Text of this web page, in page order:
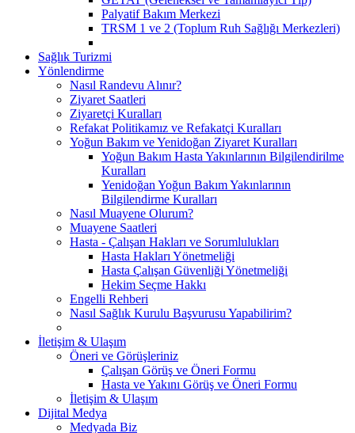
Palyatif Bakım Merkezi
TRSM 1 ve 2 (Toplum Ruh Sağlığı Merkezleri)
Sağlık Turizmi
Yönlendirme
Nasıl Randevu Alınır?
Ziyaret Saatleri
Ziyaretçi Kuralları
Refakat Politikamız ve Refakatçi Kuralları
Yoğun Bakım ve Yenidoğan Ziyaret Kuralları
Yoğun Bakım Hasta Yakınlarının Bilgilendirilme
Kuralları
Yenidoğan Yoğun Bakım Yakınlarının
Bilgilendirme Kuralları
Nasıl Muayene Olurum?
Muayene Saatleri
Hasta - Çalışan Hakları ve Sorumlulukları
Hasta Hakları Yönetmeliği
Hasta Çalışan Güvenliği Yönetmeliği
Hekim Seçme Hakkı
Engelli Rehberi
Nasıl Sağlık Kurulu Başvurusu Yapabilirim?
İletişim & Ulaşım
Öneri ve Görüşleriniz
Çalışan Görüş ve Öneri Formu
Hasta ve Yakını Görüş ve Öneri Formu
İletişim & Ulaşım
Dijital Medya
Medyada Biz